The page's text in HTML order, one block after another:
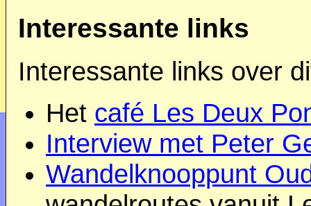
Interessante links
Interessante links over
Het café Les Deux
Interview met Peter
Wandelknooppunt